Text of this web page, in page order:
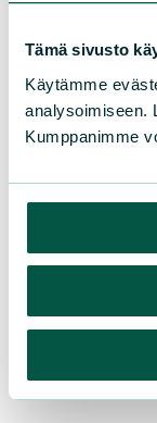
Tämä sivusto
Käytämme
analysoimiseen.
Kumppanimme